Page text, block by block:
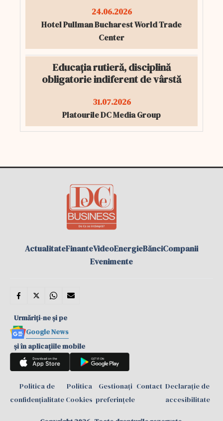
24.06.2026
Hotel Pullman Bucharest World Trade
Center
Educația rutieră, disciplină
obligatorie indiferent de vârstă
31.07.2026
Platourile DC Media Group
ActualitateFinanteVideoEnergieBănciCompanii
Evenimente
Urmăriți-ne și pe
Google News
și în aplicațiile mobile
Politica de
confidențialitate
Politica
Cookies
Gestionați
preferințele
Contact Declarație de
accesibilitate